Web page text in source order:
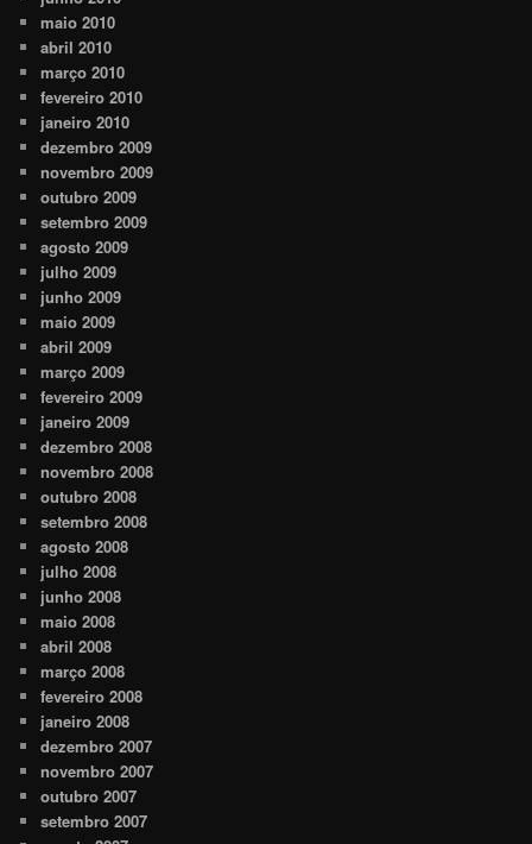
maio 2010
abril 2010
março 2010
fevereiro 2010
janeiro 2010
dezembro 2009
novembro 2009
outubro 2009
setembro 2009
agosto 2009
julho 2009
junho 2009
maio 2009
abril 2009
março 2009
fevereiro 2009
janeiro 2009
dezembro 2008
novembro 2008
outubro 2008
setembro 2008
agosto 2008
julho 2008
junho 2008
maio 2008
abril 2008
março 2008
fevereiro 2008
janeiro 2008
dezembro 2007
novembro 2007
outubro 2007
setembro 2007